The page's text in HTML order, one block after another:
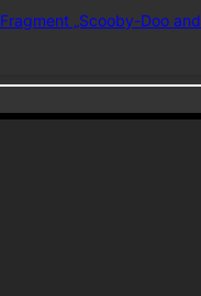
Fragment „Scooby-Doo